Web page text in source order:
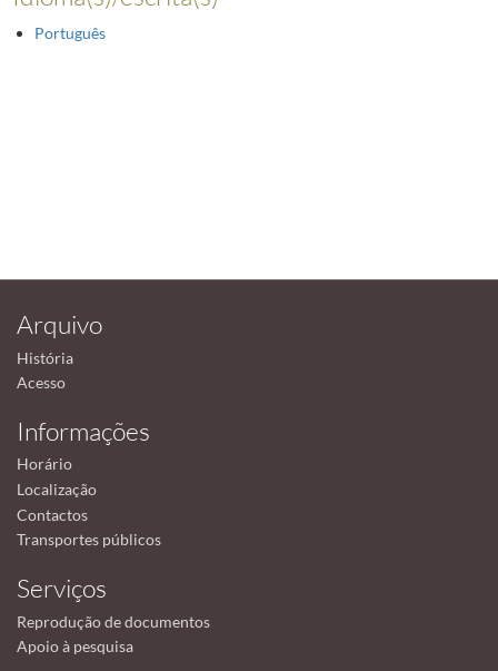
Português
Arquivo
História
Acesso
Informações
Horário
Localização
Contactos
Transportes públicos
Serviços
Reprodução de documentos
Apoio à pesquisa